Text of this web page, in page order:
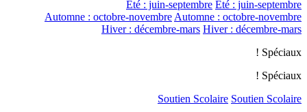
Été : juin-septembre Été : juin-septembre
Automne : octobre-novembreAutomne : octobre-novembre
Hiver : décembre-mars Hiver : décembre-mars
Spéciaux !
Spéciaux !
Soutien Scolaire Soutien Scolaire